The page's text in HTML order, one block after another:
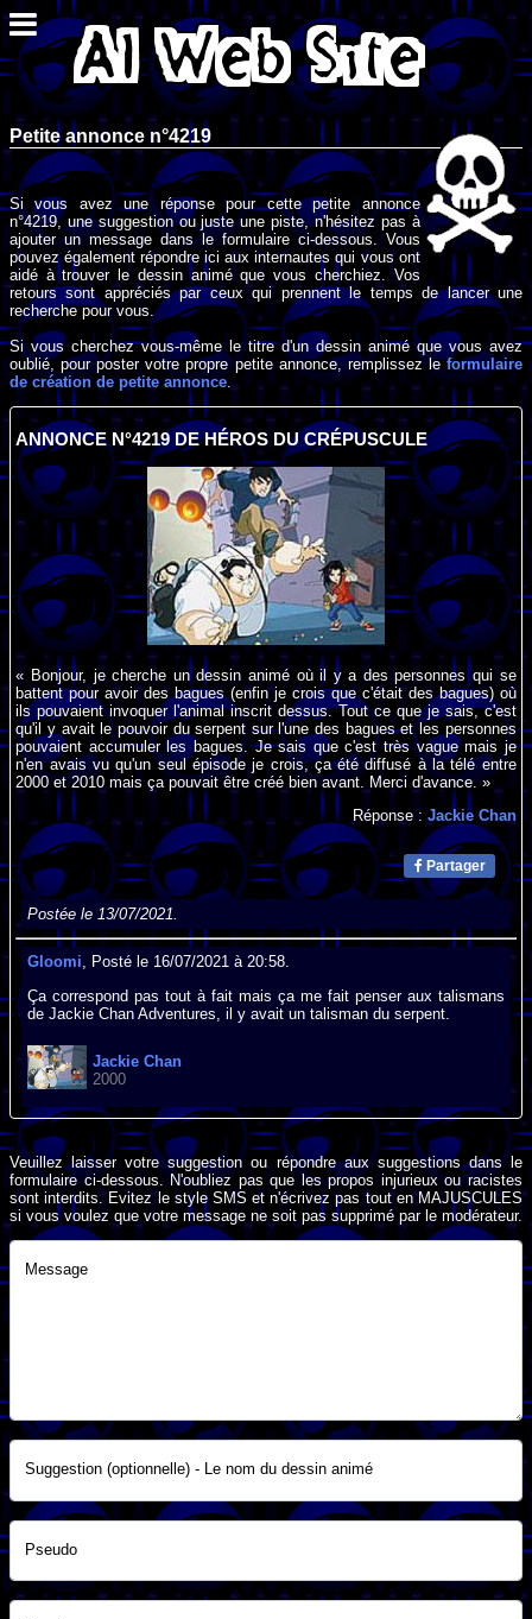
Petite annonce n°4219
Si vous avez une réponse pour cette petite annonce
n°4219, une suggestion ou juste une piste, n'hésitez pas à
ajouter un message dans le formulaire ci-dessous. Vous
pouvez également répondre ici aux internautes qui vous ont
aidé à trouver le dessin animé que vous cherchiez. Vos
retours sont appréciés par ceux qui prennent le temps de lancer une
recherche pour vous.
Si vous cherchez vous-même le titre d'un dessin animé que vous avez
oublié, pour poster votre propre petite annonce, remplissez leformulaire
de création de petite annonce .
ANNONCE N°4219 DE HÉROS DU CRÉPUSCULE
« Bonjour, je cherche un dessin animé où il y a des personnes qui se
battent pour avoir des bagues (enfin je crois que c'était des bagues) où
ils pouvaient invoquer l'animal inscrit dessus. Tout ce que je sais, c'est
qu'il y avait le pouvoir du serpent sur l'une des bagues et les personnes
pouvaient accumuler les bagues. Je sais que c'est très vague mais je
n'en avais vu qu'un seul épisode je crois, ça été diffusé à la télé entre
2000 et 2010 mais ça pouvait être créé bien avant. Merci d'avance. »
Réponse :Jackie Chan
Partager
Postée le 13/07/2021.
Gloomi, Posté le 16/07/2021 à 20:58.
Ça correspond pas tout à fait mais ça me fait penser aux talismans
de Jackie Chan Adventures, il y avait un talisman du serpent.
Jackie Chan
2000
Veuillez laisser votre suggestion ou répondre aux suggestions dans le
formulaire ci-dessous. N'oubliez pas que les propos injurieux ou racistes
sont interdits. Evitez le style SMS et n'écrivez pas tout en MAJUSCULES
si vous voulez que votre message ne soit pas supprimé par le modérateur.
Message
Suggestion (optionnelle) - Le nom du dessin animé
Pseudo